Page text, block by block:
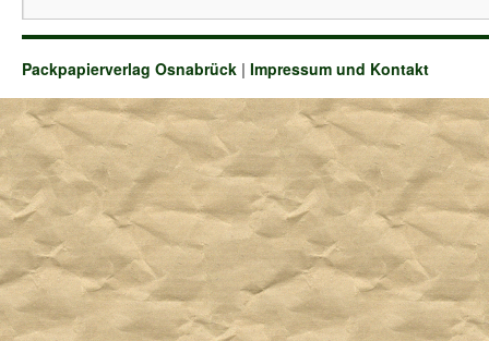
Packpapierverlag Osnabrück | Impressum und Kontakt